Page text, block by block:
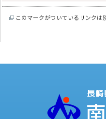
このマークがついているリンクは